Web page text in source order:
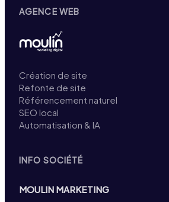
AGENCE WEB
Création de site
Refonte de site
Référencement naturel
SEO local
Automatisation & IA
INFO SOCIÉTÉ
MOULIN MARKETING